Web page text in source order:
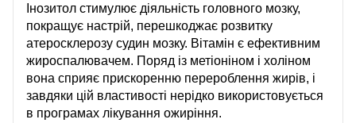
Інозитол стимулює діяльність головного мозку,
покращує настрій, перешкоджає розвитку
атеросклерозу судин мозку. Вітамін є ефективним
жироспалювачем. Поряд із метіоніном і холіном
вона сприяє прискоренню перероблення жирів, і
завдяки цій властивості нерідко використовується
в програмах лікування ожиріння.